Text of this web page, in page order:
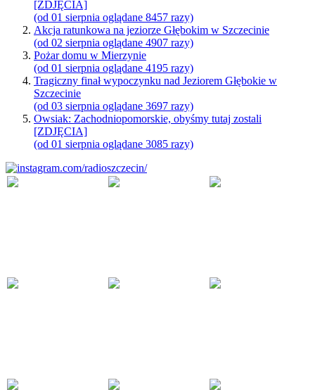
[ZDJĘCIA]
(od 01 sierpnia oglądane 8457 razy)
Akcja ratunkowa na jeziorze Głębokim w Szczecinie
(od 02 sierpnia oglądane 4907 razy)
Pożar domu w Mierzynie
(od 01 sierpnia oglądane 4195 razy)
Tragiczny finał wypoczynku nad Jeziorem Głębokie w
Szczecinie
(od 03 sierpnia oglądane 3697 razy)
Owsiak: Zachodniopomorskie, obyśmy tutaj zostali
[ZDJĘCIA]
(od 01 sierpnia oglądane 3085 razy)